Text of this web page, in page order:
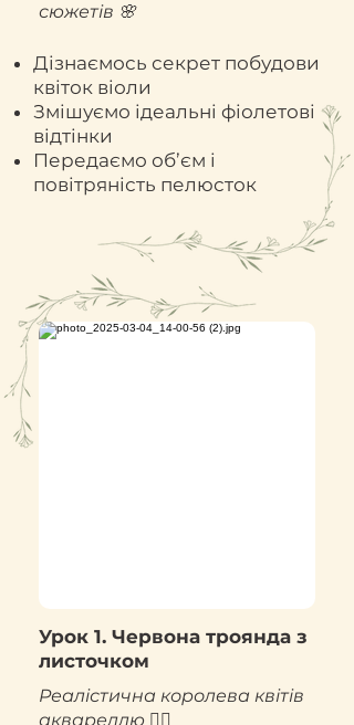
сюжетів 🌸
Дізнаємось секрет побудови
квіток віоли
Змішуємо ідеальні фіолетові
відтінки
Передаємо об’єм і
повітряність пелюсток
Урок 1. Червона троянда з
листочком
Реалістична королева квітів
аквареллю ❤️‍🔥